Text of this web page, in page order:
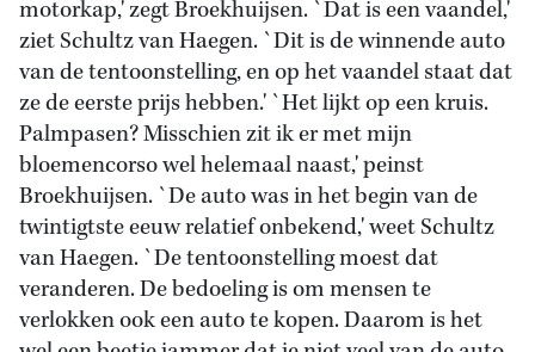
motorkap,' zegt Broekhuijsen. `Dat is een vaandel,'
ziet Schultz van Haegen. `Dit is de winnende auto
van de tentoonstelling, en op het vaandel staat dat
ze de eerste prijs hebben.' `Het lijkt op een kruis.
Palmpasen? Misschien zit ik er met mijn
bloemencorso wel helemaal naast,' peinst
Broekhuijsen. `De auto was in het begin van de
twintigtste eeuw relatief onbekend,' weet Schultz
van Haegen. `De tentoonstelling moest dat
veranderen. De bedoeling is om mensen te
verlokken ook een auto te kopen. Daarom is het